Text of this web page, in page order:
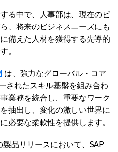
る中で、人事部は、現在のビ
、将来のビジネスニーズにも
備えた人材を獲得する先導的
。
は、強力なグローバル・コア
されたスキル基盤を組み合わ
業務を統合し、重要なワーク
抽出し、変化の激しい世界に
必要な柔軟性を提供します。
製品リリースにおいて、SAP